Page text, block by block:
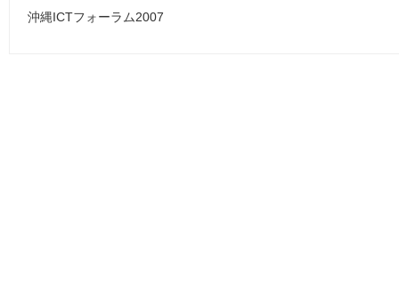
沖縄ICTフォーラム2007